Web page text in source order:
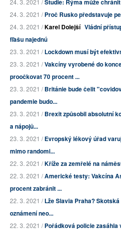
Studie: Rýma může
24. 3. 2021 /Proč Rusko představuje
24. 3. 2021 /Karel Dolejší Vládní
fľašu najednú
23. 3. 2021 /Lockdown musí být
23. 3. 2021 /Vakcíny vyrobené do
proočkovat 70 procent ...
23. 3. 2021 /Británie bude čelit
pandemie budo...
23. 3. 2021 /Brexit způsobil absolutní
a nápojů...
23. 3. 2021 /Evropský lékový úřad
mimo randomi...
22. 3. 2021 /Kříže za zemřelé na
22. 3. 2021 /Americké testy: Vakcína
procent zabránit ...
22. 3. 2021 /Lže Slavia Praha?
oznámení neo...
22. 3. 2021 /Pořádková policie